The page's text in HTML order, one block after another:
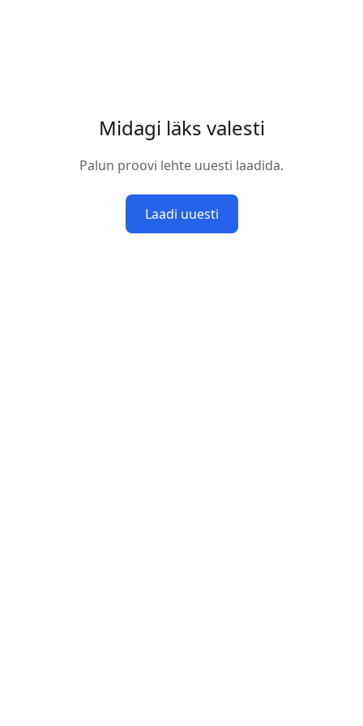
Midagi läks valesti
Palun proovi lehte uuesti laadida.
Laadi uuesti